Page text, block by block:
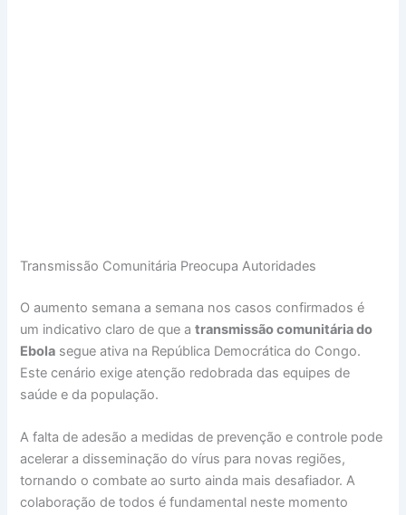
Transmissão Comunitária Preocupa Autoridades
O aumento semana a semana nos casos confirmados é
um indicativo claro de que atransmissão comunitária do
Ebola segue ativa na República Democrática do Congo.
Este cenário exige atenção redobrada das equipes de
saúde e da população.
A falta de adesão a medidas de prevenção e controle pode
acelerar a disseminação do vírus para novas regiões,
tornando o combate ao surto ainda mais desafiador. A
colaboração de todos é fundamental neste momento